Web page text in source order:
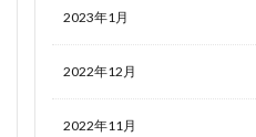
2023年1月
2022年12月
2022年11月